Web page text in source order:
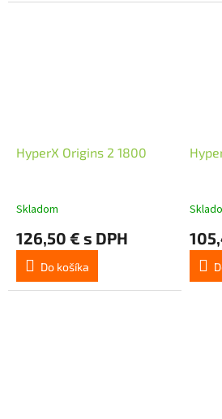
HyperX Origins 2 1800
Skladom
126,50 € s DPH
Do košíka